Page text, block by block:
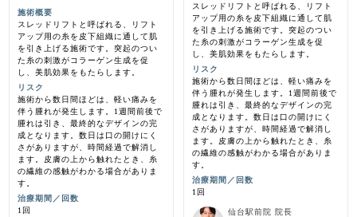
施術概要
スレッドリフトと呼ばれる、リフト
アップ用の糸を皮下組織に通して肌
を引き上げる施術です。突起のつい
た糸の刺激がコラーゲン生成を促
し、美肌効果をもたらします。
リスク
施術から数日間ほどは、軽い痛みを
伴う腫れが発生します。1週間前後で
腫れは引き、最終的なデザインの完
成となります。数日は口の開けにく
さがありますが、時間経過で解消し
ます。皮膚の上から触れたとき、糸
の繊維の感触がわかる場合がありま
す。
治療期間／回数
1回
スレッドリフトと呼ばれる、リフト
アップ用の糸を皮下組織に通して肌
を引き上げる施術です。突起のつい
た糸の刺激がコラーゲン生成を促
し、美肌効果をもたらします。
リスク
施術から数日間ほどは、軽い痛みを
伴う腫れが発生します。1週間前後で
腫れは引き、最終的なデザインの完
成となります。数日は口の開けにく
さがありますが、時間経過で解消し
ます。皮膚の上から触れたとき、糸
の繊維の感触がわかる場合がありま
す。
治療期間／回数
1回
仙台駅前院 院長